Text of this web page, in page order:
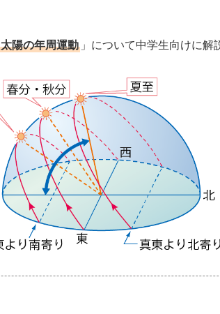
太陽の年周運動 」について中学生向けに解